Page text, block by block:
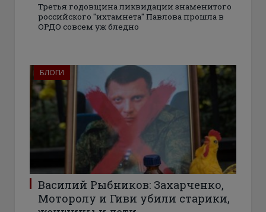
Третья годовщина ликвидации знаменитого
российского "ихтамнета" Павлова прошла в
ОРДО совсем уж бледно
БЛОГИ
Василий Рыбников: Захарченко,
Моторолу и Гиви убили старики,